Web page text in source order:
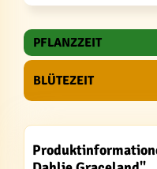
PFLANZZEIT
BLÜTEZEIT